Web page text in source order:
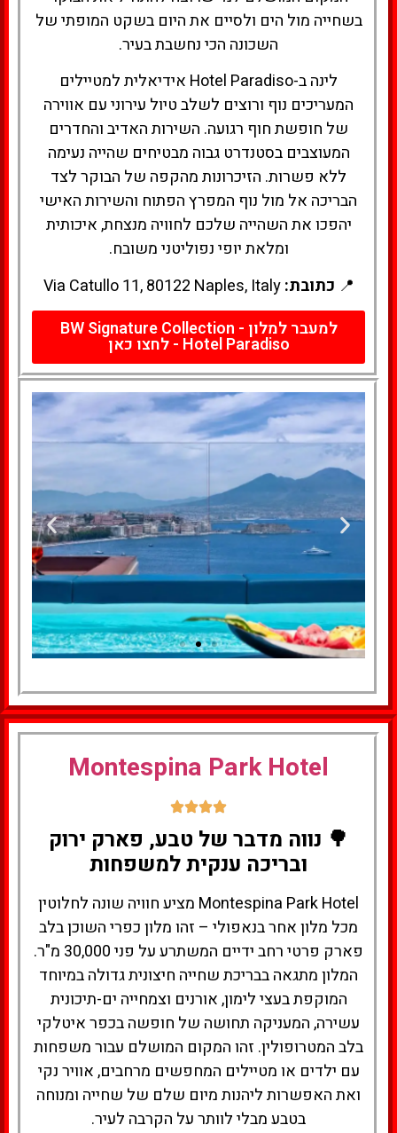
בשחייה מול הים ולסיים את היום בשקט המופתי של
השכונה הכי נחשבת בעיר.
לינה ב-Hotel Paradiso אידיאלית למטיילים
המעריכים נוף ורוצים לשלב טיול עירוני עם אווירה
של חופשת חוף רגועה. השירות האדיב והחדרים
המעוצבים בסטנדרט גבוה מבטיחים שהייה נעימה
ללא פשרות. הזיכרונות מהקפה של הבוקר לצד
הבריכה אל מול נוף המפרץ הפתוח והשירות האישי
יהפכו את השהייה שלכם לחוויה מנצחת, איכותית
ומלאת יופי נפוליטני משובח.
📍 כתובת:Via Catullo 11, 80122 Naples, Italy
למעבר למלון - BW Signature Collection
Hotel Paradiso - לחצו כאן
למעבר למלון
כאן
Montespina Park Hotel
🌳 נווה מדבר של טבע, פארק ירוק
ובריכה ענקית למשפחות
Montespina Park Hotel מציע חוויה שונה לחלוטין
מכל מלון אחר בנאפולי – זהו מלון כפרי השוכן בלב
פארק פרטי רחב ידיים המשתרע על פני 30,000 מ"ר.
המלון מתגאה בבריכת שחייה חיצונית גדולה במיוחד
המוקפת בעצי לימון, אורנים וצמחייה ים-תיכונית
עשירה, המעניקה תחושה של חופשה בכפר איטלקי
בלב המטרופולין. זהו המקום המושלם עבור משפחות
עם ילדים או מטיילים המחפשים מרחבים, אוויר נקי
ואת האפשרות ליהנות מיום שלם של שחייה ומנוחה
בטבע מבלי לוותר על הקרבה לעיר.